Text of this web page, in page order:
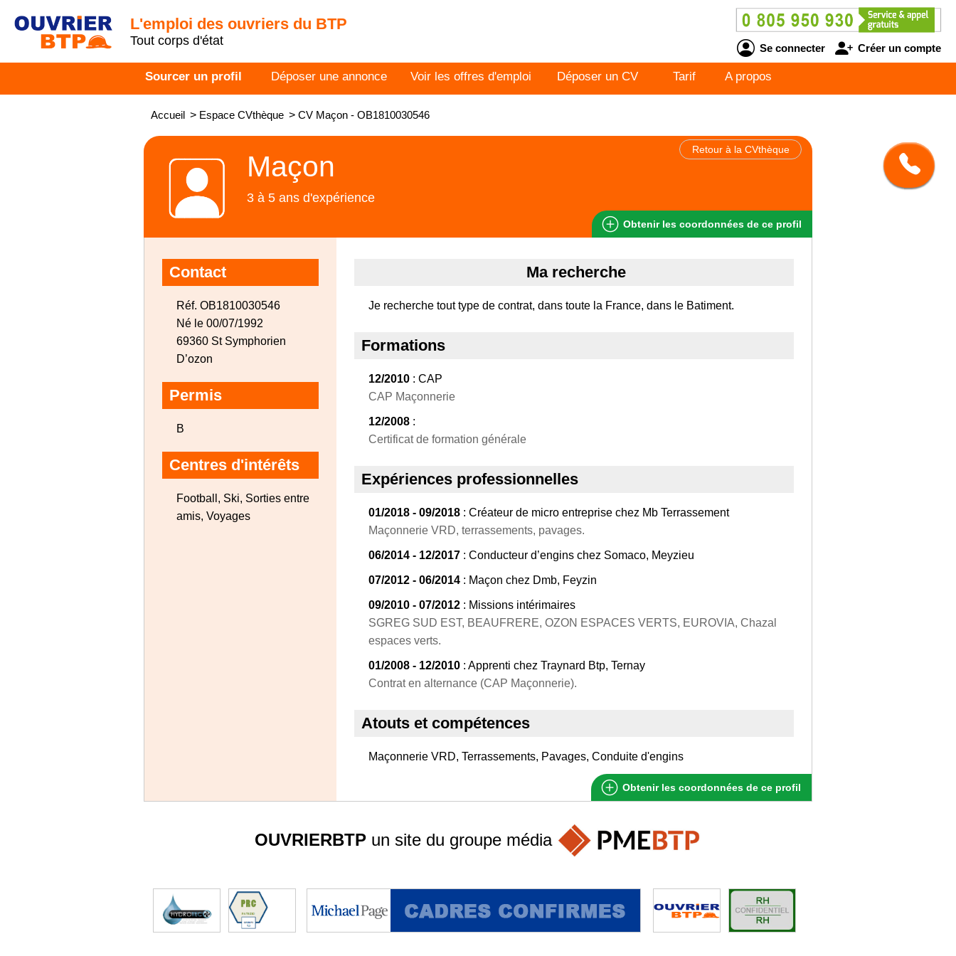
L'emploi des ouvriers du BTP
Tout corps d'état
Se connecter Créer un compte
Sourcer un profil Déposer une annonce Voir les offres d'emploi Déposer un CV Tarif A propos
Accueil > Espace CVthèque > CV Maçon - OB1810030546
Retour à la CVthèque
Maçon
3 à 5 ans d'expérience
Obtenir les coordonnées de ce profil
Contact
Réf. OB1810030546
Né le 00/07/1992
69360 St Symphorien
D’ozon
Permis
B
Centres d'intérêts
Football, Ski, Sorties entre
amis, Voyages
Ma recherche
Je recherche tout type de contrat, dans toute la France, dans le Batiment.
Formations
12/2010 : CAP
CAP Maçonnerie
12/2008 :
Certificat de formation générale
Expériences professionnelles
01/2018 - 09/2018 : Créateur de micro entreprise chez Mb Terrassement
Maçonnerie VRD, terrassements, pavages.
06/2014 - 12/2017 : Conducteur d’engins chez Somaco, Meyzieu
07/2012 - 06/2014 : Maçon chez Dmb, Feyzin
09/2010 - 07/2012 : Missions intérimaires
SGREG SUD EST, BEAUFRERE, OZON ESPACES VERTS, EUROVIA, Chazal
espaces verts.
01/2008 - 12/2010 : Apprenti chez Traynard Btp, Ternay
Contrat en alternance (CAP Maçonnerie).
Atouts et compétences
Maçonnerie VRD, Terrassements, Pavages, Conduite d'engins
Obtenir les coordonnées de ce profil
OUVRIERBTP un site du groupe média